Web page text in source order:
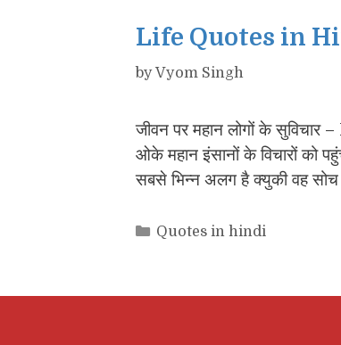
Life Quotes in
byVyom Singh
जीवन पर महान लोगों के सुविचार
ओके महान इंसानों के विचारों को
सबसे भिन्न अलग है क्युकी वह
Categories
Quotes in hindi